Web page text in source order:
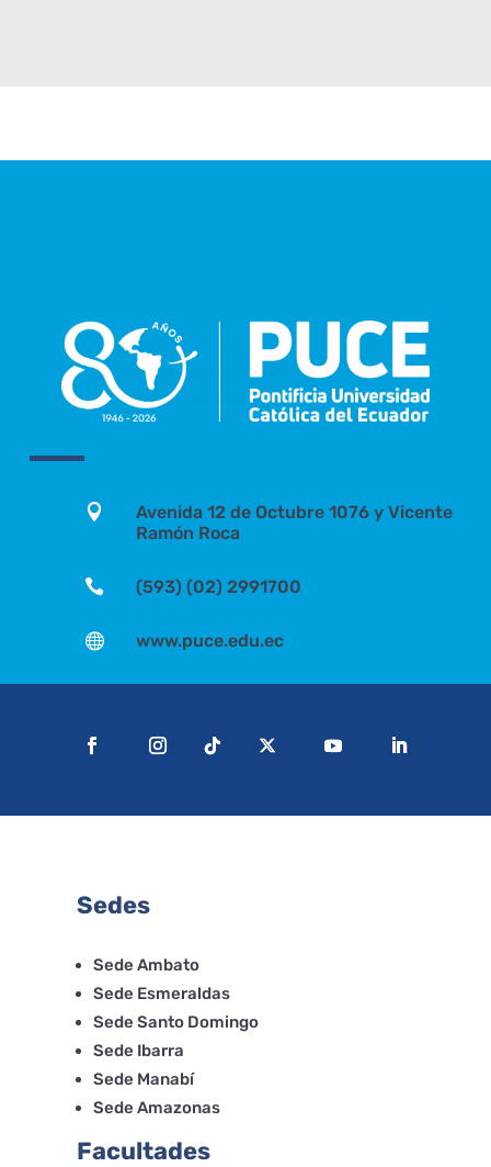

Avenida 12 de Octubre 1076 y Vicente
Ramón Roca
 (593) (02) 2991700
 www.puce.edu.ec
Sedes
Sede Ambato
Sede Esmeraldas
Sede Santo Domingo
Sede Ibarra
Sede Manabí
Sede Amazonas
Facultades